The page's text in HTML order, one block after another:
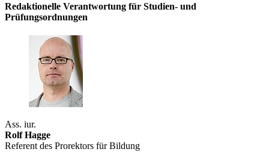
Redaktionelle Verantwortung für Studien- und
Prüfungsordnungen
Ass. iur.
Rolf Hagge
Referent des Prorektors für Bildung